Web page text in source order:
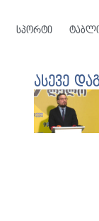
სპორტი
ასევე